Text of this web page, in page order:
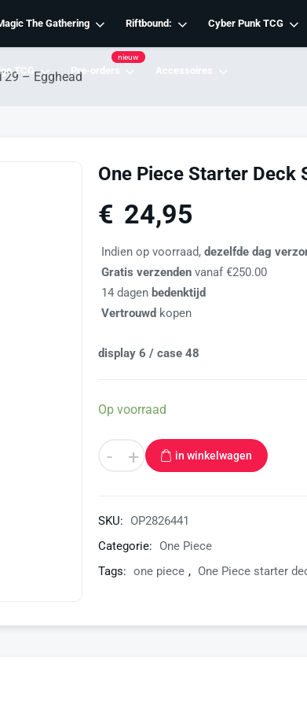
The Gathering Riftbound: Cyber Punk TCG
TCG Pre-orders
nieuw
Accessoires
– Egghead
One Piece Starter Deck
€ 24,95
Indien op voorraad, dezelfde dag
Gratis verzenden vanaf €250.00
14 dagen bedenktijd
Vertrouwd kopen
display 6 / case 48
Op voorraad
- + in winkelwagen
SKU:
OP2826441
Categorie:
One Piece
Tags: one piece , One Piece starter